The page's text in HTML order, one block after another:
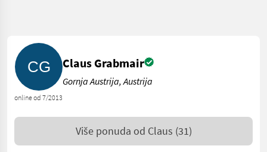
online od 7/2013
Claus Grabmair
Gornja Austrija, Austrija
Više ponuda od Claus (31)